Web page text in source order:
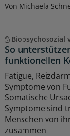
Von Michaela
Biopsychosozial
So
funktionellen
Fatigue,
Symptome von
Somatische
Symptome sind
Menschen von
zusammen.